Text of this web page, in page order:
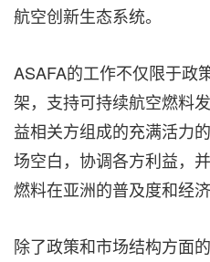
航空创新生态系统。
ASAFA的工作不仅限于政
架，支持可持续航空燃料
益相关方组成的充满活力
场空白，协调各方利益，
燃料在亚洲的普及度和经济
除了政策和市场结构方面